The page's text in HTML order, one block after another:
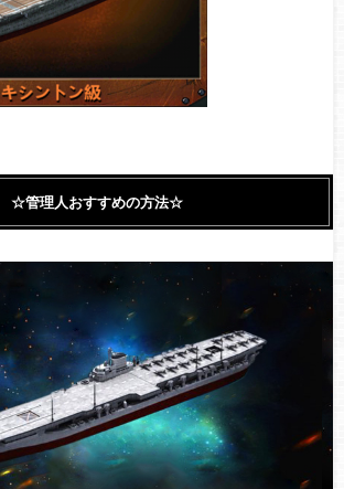
☆管理人おすすめの方法☆